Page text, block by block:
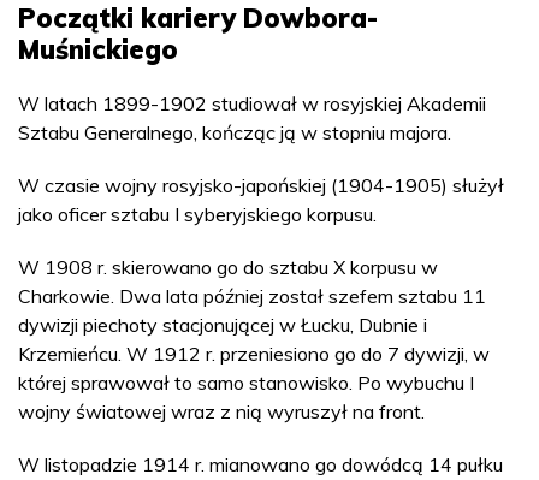
Początki kariery Dowbora-
Muśnickiego
W latach 1899-1902 studiował w rosyjskiej Akademii
Sztabu Generalnego, kończąc ją w stopniu majora.
W czasie wojny rosyjsko-japońskiej (1904-1905) służył
jako oficer sztabu I syberyjskiego korpusu.
W 1908 r. skierowano go do sztabu X korpusu w
Charkowie. Dwa lata później został szefem sztabu 11
dywizji piechoty stacjonującej w Łucku, Dubnie i
Krzemieńcu. W 1912 r. przeniesiono go do 7 dywizji, w
której sprawował to samo stanowisko. Po wybuchu I
wojny światowej wraz z nią wyruszył na front.
W listopadzie 1914 r. mianowano go dowódcą 14 pułku